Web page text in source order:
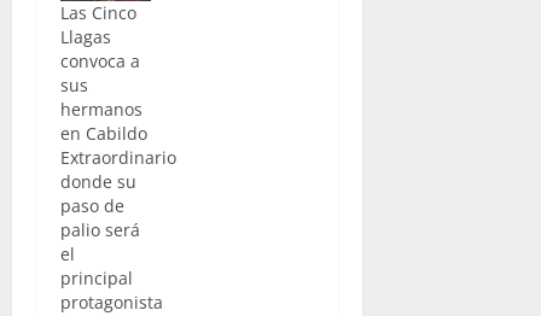
Las Cinco
Llagas
convoca a
sus
hermanos
en Cabildo
Extraordinario
donde su
paso de
palio será
el
principal
protagonista